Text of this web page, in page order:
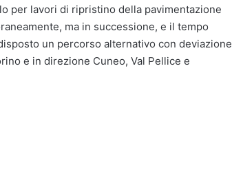
per lavori di ripristino della pavimentazione
ma in successione, e il tempo
un percorso alternativo con deviazione
e in direzione Cuneo, Val Pellice e